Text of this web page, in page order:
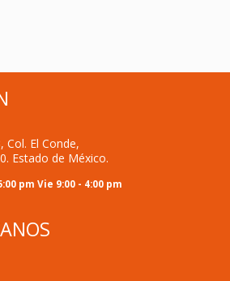
Col. El Conde,
Estado de México.
pm Vie 9:00 - 4:00 pm